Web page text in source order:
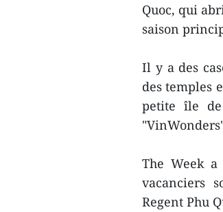
Quoc, qui
saison
Il y a des
des temples
petite île
The Week
vacanciers
Regent Phu